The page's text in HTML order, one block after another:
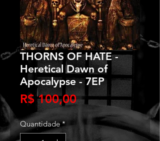
THORNS OF HATE -
Heretical Dawn of
Apocalypse - 7EP
R$ 100,00Preço
Quantidade *